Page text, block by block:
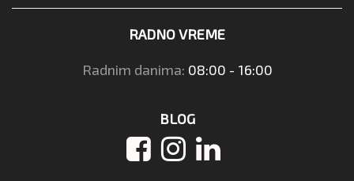
RADNO VREME
Radnim danima: 08:00 - 16:00
BLOG